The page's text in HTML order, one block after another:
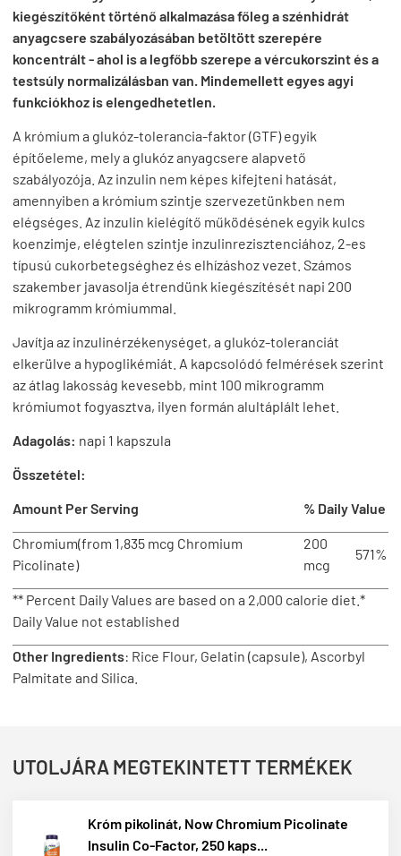
kiegészítőként történő alkalmazása főleg a szénhidrát
anyagcsere szabályozásában betöltött szerepére
koncentrált - ahol is a legfőbb szerepe a vércukorszint és a
testsúly normalizálásban van. Mindemellett egyes agyi
funkciókhoz is elengedhetetlen.
A krómium a glukóz-tolerancia-faktor (GTF) egyik
építőeleme, mely a glukóz anyagcsere alapvető
szabályozója. Az inzulin nem képes kifejteni hatását,
amennyiben a krómium szintje szervezetünkben nem
elégséges. Az inzulin kielégítő működésének egyik kulcs
koenzimje, elégtelen szintje inzulinrezisztenciához, 2-es
típusú cukorbetegséghez és elhízáshoz vezet. Számos
szakember javasolja étrendünk kiegészítését napi 200
mikrogramm krómiummal.
Javítja az inzulinérzékenységet, a glukóz-toleranciát
elkerülve a hypoglikémiát. A kapcsolódó felmérések szerint
az átlag lakosság kevesebb, mint 100 mikrogramm
krómiumot fogyasztva, ilyen formán alultáplált lehet.
Adagolás: napi 1 kapszula
Összetétel:
Amount Per Serving
% Daily Value
Chromium(from 1,835 mcg Chromium
Picolinate)
200
mcg
571%
** Percent Daily Values are based on a 2,000 calorie diet.*
Daily Value not established
Other Ingredients: Rice Flour, Gelatin (capsule), Ascorbyl
Palmitate and Silica.
UTOLJÁRA MEGTEKINTETT TERMÉKEK
Króm pikolinát, Now Chromium Picolinate
Insulin Co-Factor, 250 kaps...